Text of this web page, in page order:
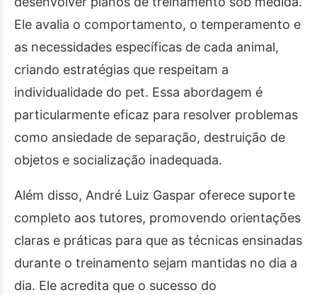
Ele avalia o comportamento, o temperamento e
as necessidades específicas de cada animal,
criando estratégias que respeitam a
individualidade do pet. Essa abordagem é
particularmente eficaz para resolver problemas
como ansiedade de separação, destruição de
objetos e socialização inadequada.
Além disso, André Luiz Gaspar oferece suporte
completo aos tutores, promovendo orientações
claras e práticas para que as técnicas ensinadas
durante o treinamento sejam mantidas no dia a
dia. Ele acredita que o sucesso do